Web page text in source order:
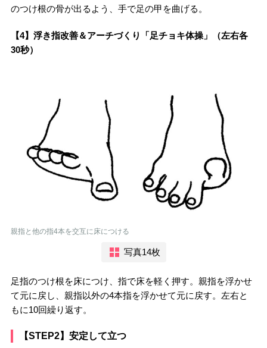
のつけ根の骨が出るよう、手で足の甲を曲げる。
【4】浮き指改善＆アーチづくり「足チョキ体操」（左右各
30秒）
親指と他の指4本を交互に床につける
写真14枚
足指のつけ根を床につけ、指で床を軽く押す。親指を浮かせ
て元に戻し、親指以外の4本指を浮かせて元に戻す。左右と
もに10回繰り返す。
【STEP2】安定して立つ